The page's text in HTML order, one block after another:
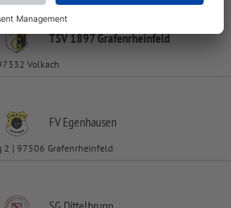
TSV 1897 Grafenrheinfeld
Volkach
FV Egenhausen
2 | 97506 Grafenrheinfeld